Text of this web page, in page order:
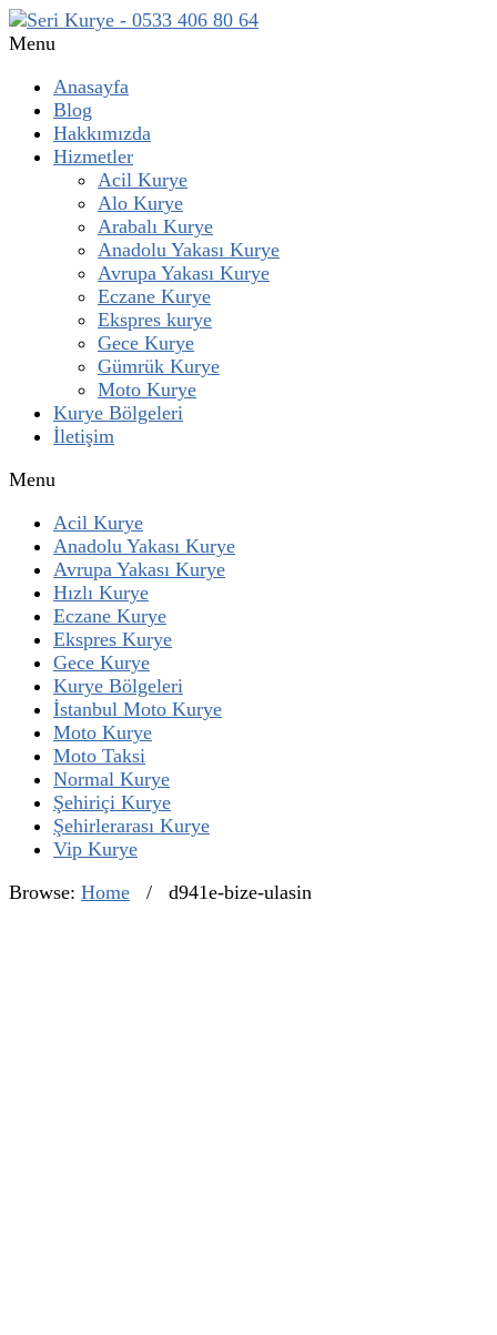
Menu
Anasayfa
Blog
Hakkımızda
Hizmetler
Acil Kurye
Alo Kurye
Arabalı Kurye
Anadolu Yakası Kurye
Avrupa Yakası Kurye
Eczane Kurye
Ekspres kurye
Gece Kurye
Gümrük Kurye
Moto Kurye
Kurye Bölgeleri
İletişim
Menu
Acil Kurye
Anadolu Yakası Kurye
Avrupa Yakası Kurye
Hızlı Kurye
Eczane Kurye
Ekspres Kurye
Gece Kurye
Kurye Bölgeleri
İstanbul Moto Kurye
Moto Kurye
Moto Taksi
Normal Kurye
Şehiriçi Kurye
Şehirlerarası Kurye
Vip Kurye
Browse: Home / d941e-bize-ulasin